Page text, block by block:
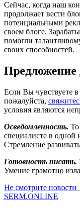
Сейчас, когда наш
продолжает вести
потенциальными
своем блоге.
помогли
своих способностей.
Предложение
Если Вы чувствуете
пожалуйста,
условия являются
Осведомленность. То
специалисте в одной
Стремление
Готовность писать.
Умение грамотно
Не смотрите
SERM.ONLINE